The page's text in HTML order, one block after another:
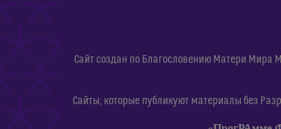
Сайт создан по Благословению Матери
Сайты, которые публикуют материалы без